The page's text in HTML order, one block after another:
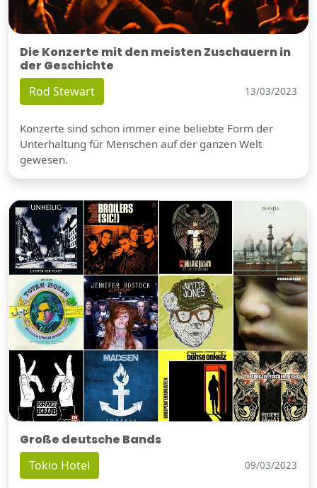
Die Konzerte mit den meisten Zuschauern in
der Geschichte
Rod Stewart 13/03/2023
Konzerte sind schon immer eine beliebte Form der
Unterhaltung für Menschen auf der ganzen Welt
gewesen.
Große deutsche Bands
Tokio Hotel 09/03/2023